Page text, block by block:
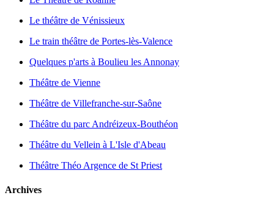
Le théâtre de Vénissieux
Le train théâtre de Portes-lès-Valence
Quelques p'arts à Boulieu les Annonay
Théâtre de Vienne
Théâtre de Villefranche-sur-Saône
Théâtre du parc Andréizeux-Bouthéon
Théâtre du Vellein à L'Isle d'Abeau
Théâtre Théo Argence de St Priest
Archives